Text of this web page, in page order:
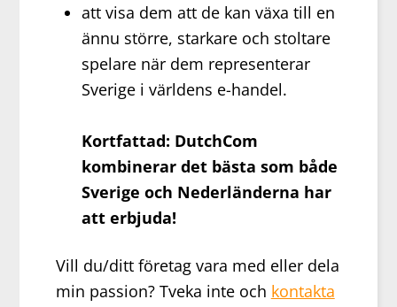
att visa dem att de kan växa till en
ännu större, starkare och stoltare
spelare när dem representerar
Sverige i världens e-handel.
Kortfattad: DutchCom
kombinerar det bästa som både
Sverige och Nederländerna har
att erbjuda!
Vill du/ditt företag vara med eller dela
min passion? Tveka inte och kontakta